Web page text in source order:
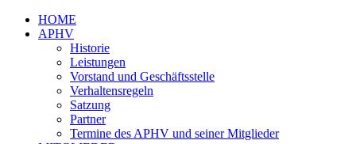
HOME
APHV
Historie
Leistungen
Vorstand und Geschäftsstelle
Verhaltensregeln
Satzung
Partner
Termine des APHV und seiner Mitglieder